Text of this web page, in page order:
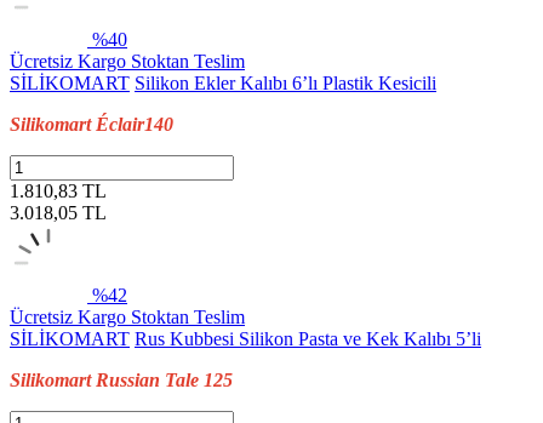
%40
Ücretsiz Kargo Stoktan Teslim
SİLİKOMART Silikon Ekler Kalıbı 6’lı Plastik Kesicili
Silikomart Éclair140
1.810,83 TL
3.018,05 TL
%42
Ücretsiz Kargo Stoktan Teslim
SİLİKOMART Rus Kubbesi Silikon Pasta ve Kek Kalıbı 5’li
Silikomart Russian Tale 125